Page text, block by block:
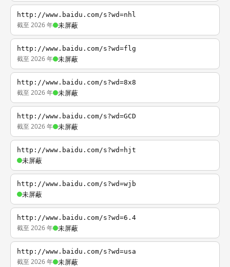
http://www.baidu.com/s?wd=nhl
截至 2026 年 未屏蔽
http://www.baidu.com/s?wd=flg
截至 2026 年 未屏蔽
http://www.baidu.com/s?wd=8x8
截至 2026 年 未屏蔽
http://www.baidu.com/s?wd=GCD
截至 2026 年 未屏蔽
http://www.baidu.com/s?wd=hjt
未屏蔽
http://www.baidu.com/s?wd=wjb
未屏蔽
http://www.baidu.com/s?wd=6.4
截至 2026 年 未屏蔽
http://www.baidu.com/s?wd=usa
截至 2026 年 未屏蔽